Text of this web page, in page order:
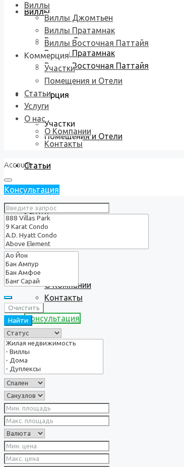
Виллы
Виллы Джомтьен
Виллы Пратамнак
Виллы Восточная Паттайя
Коммерция
Участки
Помещения и Отели
Статьи
Услуги
О нас
О Компании
Контакты
Консультация
Виллы
Виллы Джомтьен
Виллы Пратамнак
Виллы Восточная Паттайя
Коммерция
Участки
Помещения и Отели
Статьи
Услуги
О нас
О Компании
Контакты
Account
Консультация
Очистить
Найти